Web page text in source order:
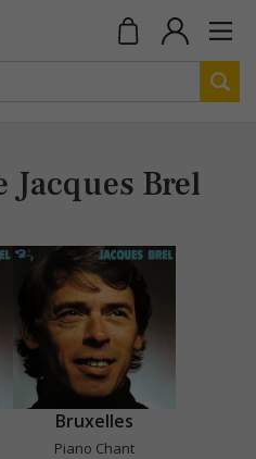
Jacques Brel
Bruxelles
Piano Chant